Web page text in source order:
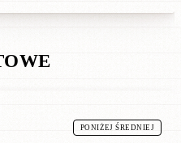
PONIŻEJ ŚREDNIEJ